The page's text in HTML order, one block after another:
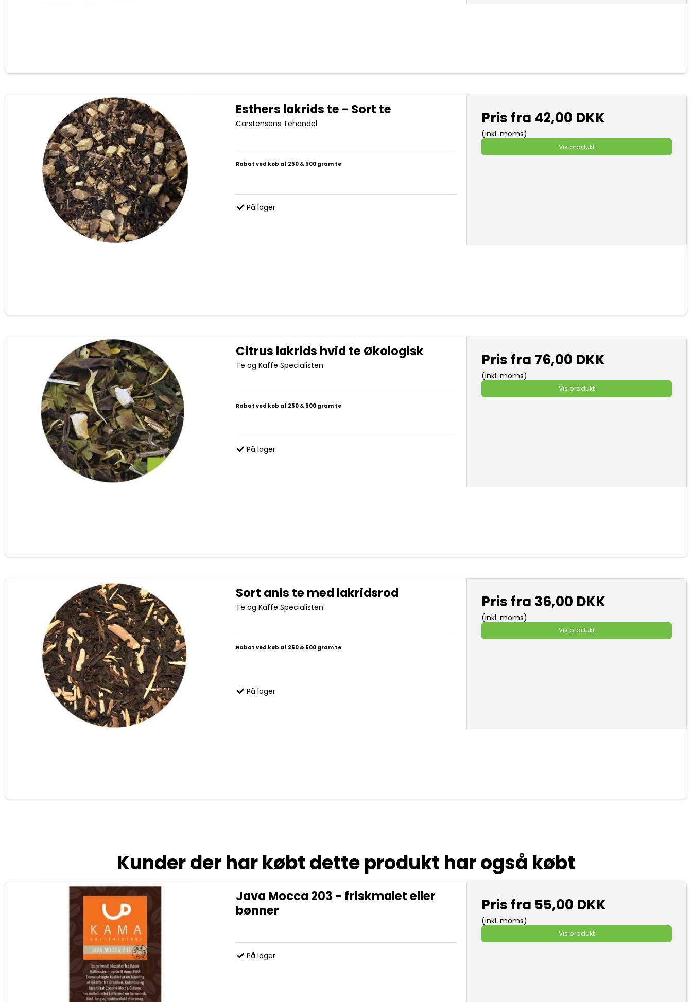
Esthers lakrids te - Sort te
Carstensens Tehandel
Rabat ved køb af 250 & 500 gram te
På lager
Pris fra 42,00 DKK
(inkl. moms)
Vis produkt
Citrus lakrids hvid te Økologisk
Te og Kaffe Specialisten
Rabat ved køb af 250 & 500 gram te
På lager
Pris fra 76,00 DKK
(inkl. moms)
Vis produkt
Sort anis te med lakridsrod
Te og Kaffe Specialisten
Rabat ved køb af 250 & 500 gram te
På lager
Pris fra 36,00 DKK
(inkl. moms)
Vis produkt
Kunder der har købt dette produkt har også købt
Java Mocca 203 - friskmalet eller
bønner
På lager
Pris fra 55,00 DKK
(inkl. moms)
Vis produkt